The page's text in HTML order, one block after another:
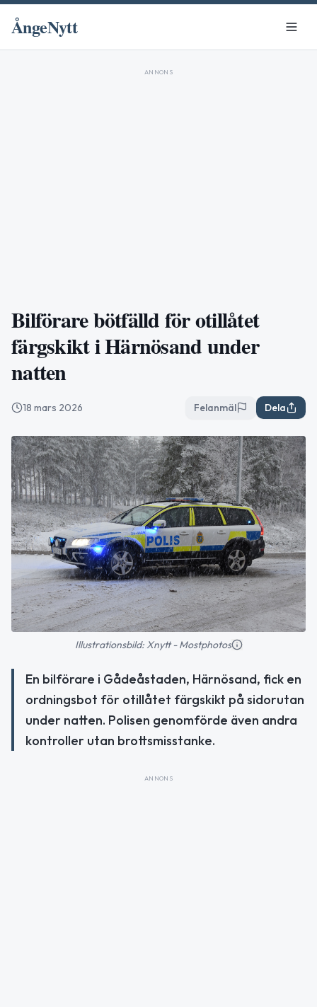
ÅngeNytt
ANNONS
Bilförare bötfälld för otillåtet
färgskikt i Härnösand under
natten
18 mars 2026 Felanmäl Dela
Illustrationsbild: Xnytt - Mostphotos
En bilförare i Gådeåstaden, Härnösand, fick en
ordningsbot för otillåtet färgskikt på sidorutan
under natten. Polisen genomförde även andra
kontroller utan brottsmisstanke.
ANNONS